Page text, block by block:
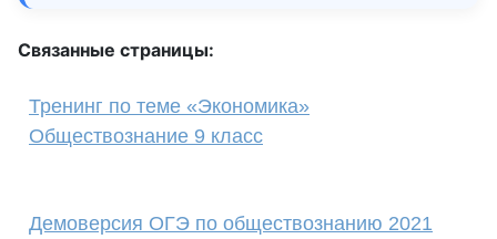
Связанные страницы:
Тренинг по теме «Экономика»
Обществознание 9 класс
Демоверсия ОГЭ по обществознанию 2021